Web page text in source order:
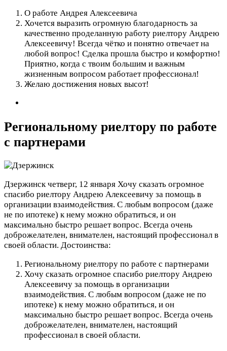
О работе Андрея Алексеевича
Хочется выразить огромную благодарность за
качественно проделанную работу риелтору Андрею
Алексеевичу! Всегда чётко и понятно отвечает на
любой вопрос! Сделка прошла быстро и комфортно!
Приятно, когда с твоим большим и важным
жизненным вопросом работает профессионал!
Желаю достижения новых высот!
Региональному риелтору по работе
с партнерами
Дзержинск четверг, 12 января Хочу сказать огромное
спасибо риелтору Андрею Алексеевичу за помощь в
организации взаимодействия. С любым вопросом (даже
не по ипотеке) к нему можно обратиться, и он
максимально быстро решает вопрос. Всегда очень
доброжелателен, внимателен, настоящий профессионал в
своей области. Достоинства:
Региональному риелтору по работе с партнерами
Хочу сказать огромное спасибо риелтору Андрею
Алексеевичу за помощь в организации
взаимодействия. С любым вопросом (даже не по
ипотеке) к нему можно обратиться, и он
максимально быстро решает вопрос. Всегда очень
доброжелателен, внимателен, настоящий
профессионал в своей области.